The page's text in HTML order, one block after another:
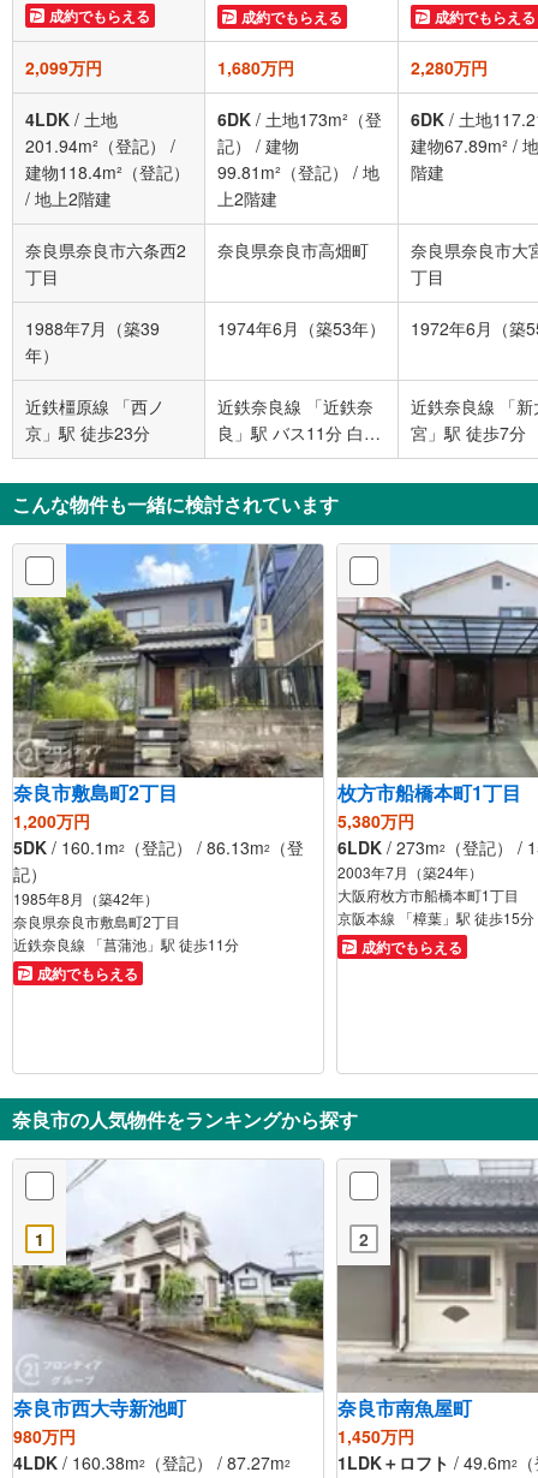
成約でもらえる 成約でもらえる 成約でもらえる
2,099万円 1,680万円 2,280万円
4LDK / 土地
201.94m²（登記）
/
建物118.4m²（登記）
/ 地上2階建
6DK / 土地173m²（登
記）
/ 建物
99.81m²（登記）
/ 地
上2階建
6DK / 土地
建物67.89m² /
階建
奈良県奈良市六条西2
丁目
奈良県奈良市高畑町
奈良県奈良市大
丁目
1988年7月（築39
年）
1974年6月（築53年） 1972年6月（築
近鉄橿原線 「西ノ
京」駅 徒歩23分
近鉄奈良線 「近鉄奈
良」駅 バス11分 白毫
寺 バス停下車 徒歩5
分
近鉄奈良線 「新
宮」駅 徒歩7分
こんな物件も一緒に検討されています
奈良市敷島町2丁目
1,200万円
5DK / 160.1m2 （登記） / 86.13m2
（登
記）
1985年8月（築42年）
奈良県奈良市敷島町2丁目
近鉄奈良線 「菖蒲池」駅 徒歩11分
成約でもらえる
枚方市船橋本町1丁目
5,380万円
6LDK / 273m2 （登記） /
2003年7月（築24年）
大阪府枚方市船橋本町1丁目
京阪本線 「樟葉」駅 徒歩15分
成約でもらえる
奈良市の人気物件をランキングから探す
1
奈良市西大寺新池町
980万円
4LDK / 160.38m2 （登記） / 87.27m2
2
奈良市南魚屋町
1,450万円
1LDK＋ロフト / 49.6m2